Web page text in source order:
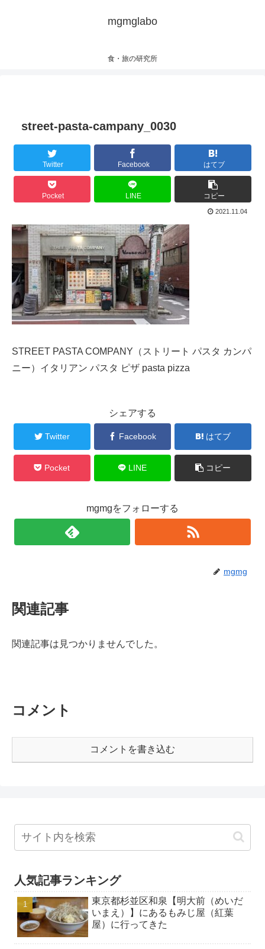
mgmglabo
食・旅の研究所
street-pasta-campany_0030
Twitter Facebook はてブ
Pocket LINE コピー
2021.11.04
STREET PASTA COMPANY（ストリート パスタ カンパ
ニー）イタリアン パスタ ピザ pasta pizza
シェアする
Twitter Facebook はてブ
Pocket LINE コピー
mgmgをフォローする
mgmg
関連記事
関連記事は見つかりませんでした。
コメント
コメントを書き込む
人気記事ランキング
東京都杉並区和泉【明大前（めいだ
いまえ）】にあるもみじ屋（紅葉
屋）に行ってきた